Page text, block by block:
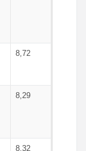
8,72
8,29
8,32